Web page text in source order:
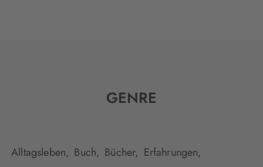
GENRE
Alltagsleben, Buch, Bücher, Erfahrungen,